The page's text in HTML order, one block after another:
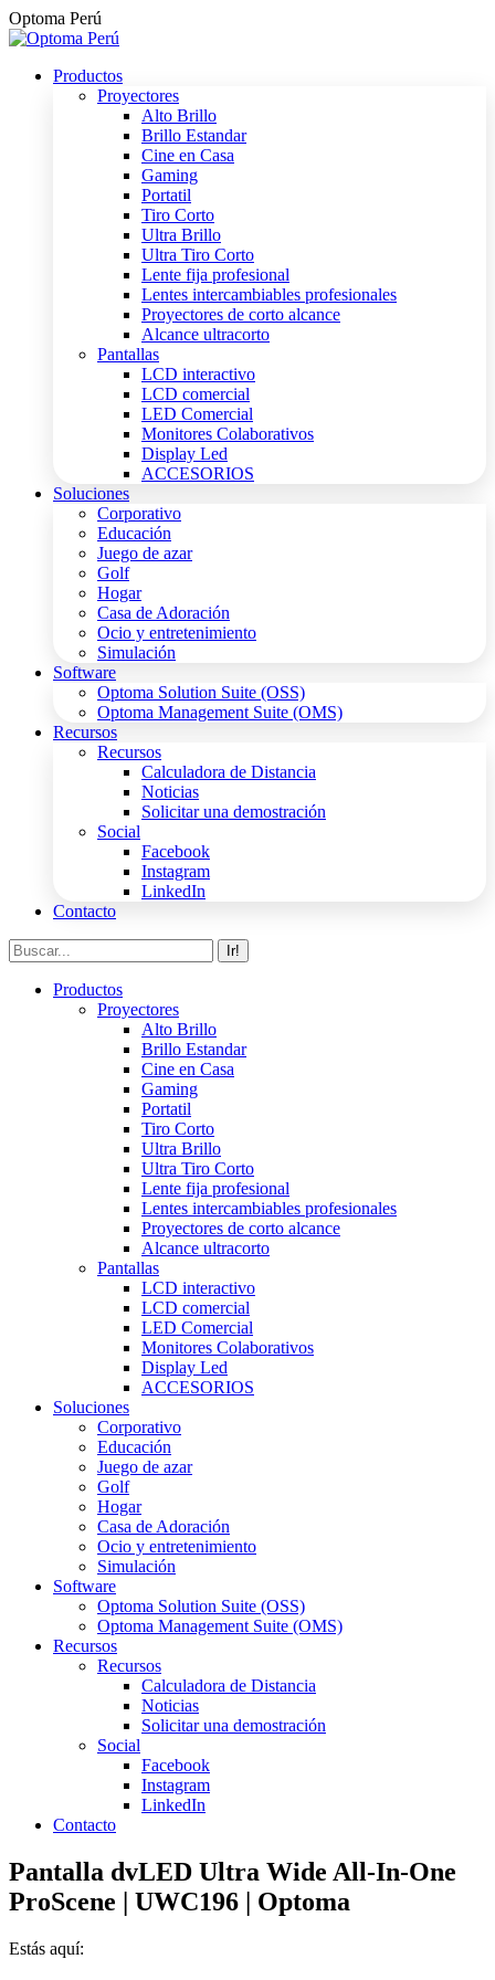
Saltar
al
Optoma Perú
Productos
Proyectores
Alto Brillo
Brillo Estandar
Cine en Casa
Gaming
Portatil
Tiro Corto
Ultra Brillo
Ultra Tiro Corto
Lente fija profesional
Lentes intercambiables profesionales
Proyectores de corto alcance
Alcance ultracorto
Pantallas
LCD interactivo
LCD comercial
LED Comercial
Monitores Colaborativos
Display Led
ACCESORIOS
Soluciones
Corporativo
Educación
Juego de azar
Golf
Hogar
Casa de Adoración
Ocio y entretenimiento
Simulación
Software
Optoma Solution Suite (OSS)
Optoma Management Suite (OMS)
Recursos
Recursos
Calculadora de Distancia
Noticias
Solicitar una demostración
Social
Facebook
Instagram
LinkedIn
Contacto
Buscar:
Productos
Proyectores
Alto Brillo
Brillo Estandar
Cine en Casa
Gaming
Portatil
Tiro Corto
Ultra Brillo
Ultra Tiro Corto
Lente fija profesional
Lentes intercambiables profesionales
Proyectores de corto alcance
Alcance ultracorto
Pantallas
LCD interactivo
LCD comercial
LED Comercial
Monitores Colaborativos
Display Led
ACCESORIOS
Soluciones
Corporativo
Educación
Juego de azar
Golf
Hogar
Casa de Adoración
Ocio y entretenimiento
Simulación
Software
Optoma Solution Suite (OSS)
Optoma Management Suite (OMS)
Recursos
Recursos
Calculadora de Distancia
Noticias
Solicitar una demostración
Social
Facebook
Instagram
LinkedIn
Contacto
Pantalla dvLED Ultra Wide All-In-One
ProScene | UWC196 | Optoma
Estás aquí: